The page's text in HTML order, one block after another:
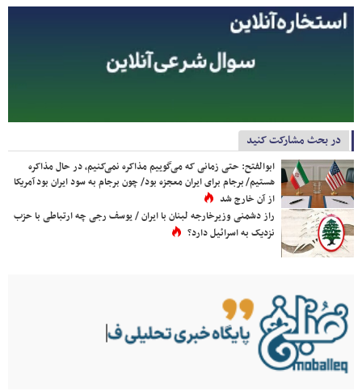
در بحث مشارکت کنید
ابوالفتح: حتی زمانی که می‌گوییم مذاکره نمی‌کنیم، در حال مذاکره
هستیم/ برجام برای ایران معجزه بود/ چون برجام به سود ایران بود آمریکا
از آن خارج شد
راز دشمنی وزیرخارجه لبنان با ایران / یوسف رجی چه ارتباطی با حزب
نزدیک به اسرائیل دارد؟